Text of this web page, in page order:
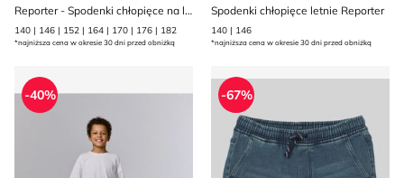
Reporter - Spodenki chłopięce na lato
140 | 146 | 152 | 164 | 170 | 176 | 182
*najniższa cena w okresie 30 dni przed obniżką
Spodenki chłopięce letnie Reporter
140 | 146
*najniższa cena w okresie 30 dni przed obniżką
Spodenki chłopięce letnie Reserved
-40%
Spodenki chłopięce na lato
-67%